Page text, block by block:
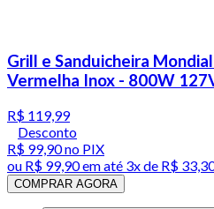
Grill e Sanduicheira
Vermelha Inox - 800W
R$ 119,99
Desconto
R$ 99,90no PIX
ou R$ 99,90em até 3x de R$
COMPRAR AGORA